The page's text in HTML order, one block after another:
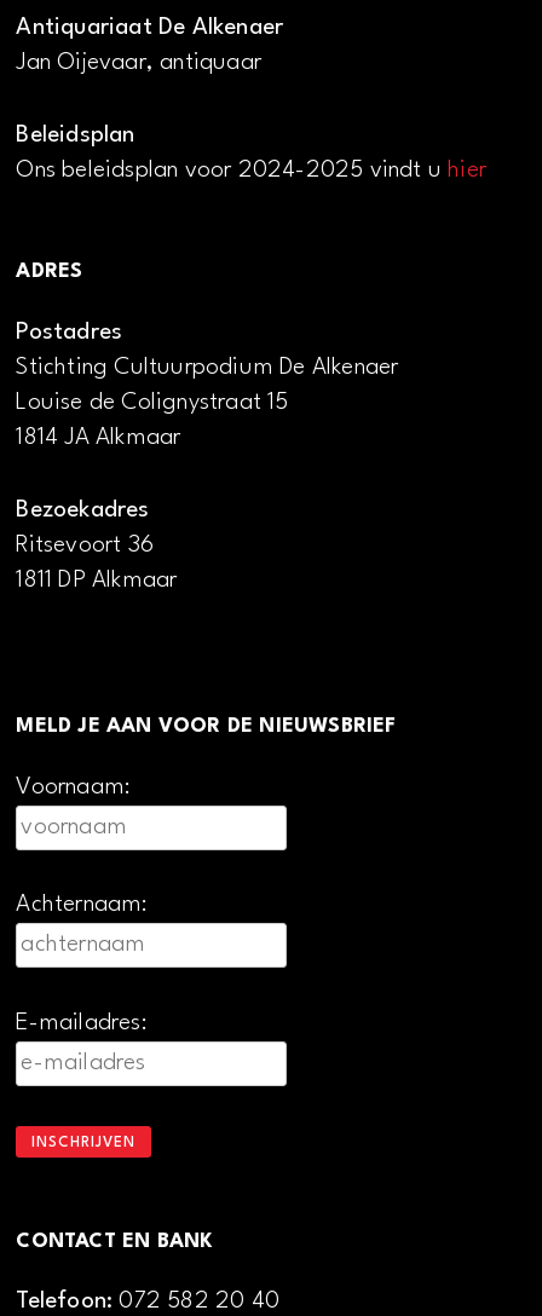
Antiquariaat De Alkenaer
Jan Oijevaar, antiquaar
Beleidsplan
Ons beleidsplan voor 2024-2025 vindt uhier
ADRES
Postadres
Stichting Cultuurpodium De Alkenaer
Louise de Colignystraat 15
1814 JA Alkmaar
Bezoekadres
Ritsevoort 36
1811 DP Alkmaar
MELD JE AAN VOOR DE NIEUWSBRIEF
Voornaam:
Achternaam:
E-mailadres:
CONTACT EN BANK
Telefoon:072 582 20 40